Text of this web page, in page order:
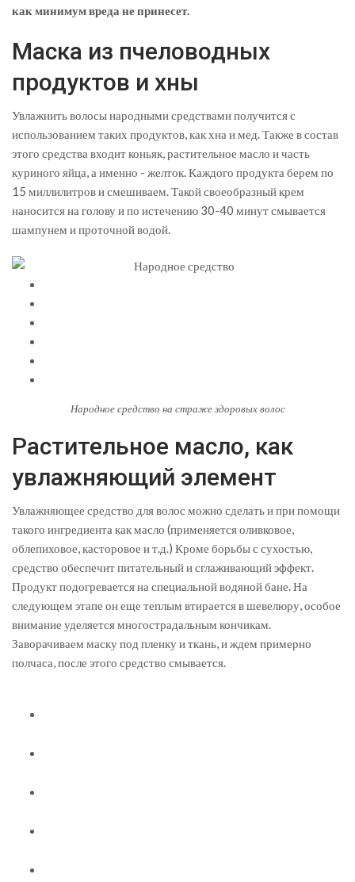
как минимум вреда не принесет.
Маска из пчеловодных
продуктов и хны
Увлажнить волосы народными средствами получится с
использованием таких продуктов, как хна и мед. Также в состав
этого средства входит коньяк, растительное масло и часть
куриного яйца, а именно - желток. Каждого продукта берем по
15 миллилитров и смешиваем. Такой своеобразный крем
наносится на голову и по истечению 30-40 минут смывается
шампунем и проточной водой.
Народное средство на страже здоровых волос
Растительное масло, как
увлажняющий элемент
Увлажняющее средство для волос можно сделать и при помощи
такого ингредиента как масло (применяется оливковое,
облепиховое, касторовое и т.д.) Кроме борьбы с сухостью,
средство обеспечит питательный и сглаживающий эффект.
Продукт подогревается на специальной водяной бане. На
следующем этапе он еще теплым втирается в шевелюру, особое
внимание уделяется многострадальным кончикам.
Заворачиваем маску под пленку и ткань, и ждем примерно
полчаса, после этого средство смывается.